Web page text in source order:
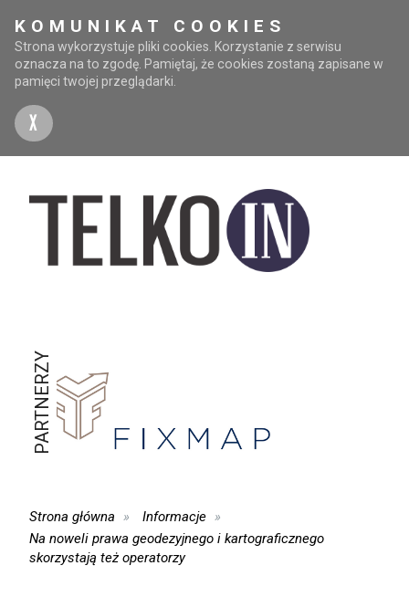
KOMUNIKAT COOKIES
Strona wykorzystuje pliki cookies. Korzystanie z serwisu
oznacza na to zgodę. Pamiętaj, że cookies zostaną zapisane w
pamięci twojej przeglądarki.
X
PARTNERZY
Strona główna
Informacje
Na noweli prawa geodezyjnego i kartograficznego
skorzystają też operatorzy